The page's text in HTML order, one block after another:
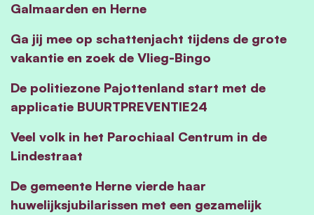
Galmaarden en Herne
Ga jij mee op schattenjacht tijdens de grote
vakantie en zoek de Vlieg-Bingo
De politiezone Pajottenland start met de
applicatie BUURTPREVENTIE24
Veel volk in het Parochiaal Centrum in de
Lindestraat
De gemeente Herne vierde haar
huwelijksjubilarissen met een gezamelijk